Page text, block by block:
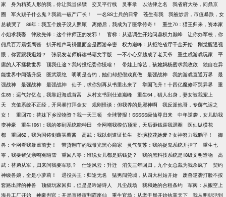
家
身为精英人形的我，你让我当保镖 交叉平行线 灵事录 以法律之名
我省府大秘，问鼎京
圈
军火贩子什么鬼？我就一破产厂长！ 一名SS士兵的日常 苍生有我
我被炒后，市值暴跌，女
总裁哭了
86年：我五个嫂子没人照顾 离婚后，我成为了医学传奇！
重生70：猎王归来，资本家
小姐求我娶
律政先锋：这个律师正的发邪！ 官梯：从选调生开始问鼎权力巅峰
让你办军校，你
佣兵百万震慑鹰酱
扒开相声马褂里面全是西游辛密 权力巅峰：从拒绝省厅千金开始
刚觉醒透视
眼，你要跟我退婚？
张易发老师解读书籍文字版 一不小心穿越成了老天爷 重生成游戏玩家
平
庸的人不拯救世界
顶我仕途？我转投纪委你慌啥！ 带娃上综艺，孩她妈杨蜜求我收敛
独自在异
能世界中闯荡升级
医武双绝 明明是合约，她们却想假戏真做 最强战神 我的游戏直通万界
最
强战神
最强战神 最强战神 仙子，求你别再从书里出来了 举国飞升！十四亿魔修吓哭异界
重
生85：运气好亿点，我靠赶海成首富
从村支书到仕途巅峰
重生64，猎人出身，妻女被我宠上
天
充值系统不正经，开局暴打拜金女 规则怪谈：但我养的是邪神啊
我反派他哥，专薅气运之
女！
重回70：替妹下乡没物资？我一天三顿 全球警报！SSSSS级仙尊归来
中年逆袭，女儿助我
变神豪
重生1961：我的签到系统能种田 全网嘲我模仿顶流，天后砸钱逼我退圈
医仙纵横花
都
重回62，我为国铸剑薅哭鹰酱 高武：我以剑道证长生 扮演校花她爹？女神努力我躺平！
御
兽：全网看我暴虐前妻！
带货翻车的我曝光黑心商家 灵气复苏：我的捉鬼系统开挂了
重生七
零，我要帮父亲鸣冤昭雪
重回八零：谁说女儿都是赔钱货？ 我的黑科技系统是18级文明造物
高
武：替弟从军，归来问我要军职？
仕途风云：升迁 消失三年回归，九个女总裁为我杀疯了
契约
神级兽娘，全是小萝莉！
退役兵王：归途无名 猛男闯莞城，从四大村姑开始
废兽逆袭打脸不按
套路出牌的神兽
顶级玩家回归，但是是吟游诗人 凡尘战场 我和她的合租条约
军阀：从搬空上
海兵工厂开始
神豪判官：开局直播审判霸座仙 重生官场：从老干局开始执掌天下 我从明朝活到